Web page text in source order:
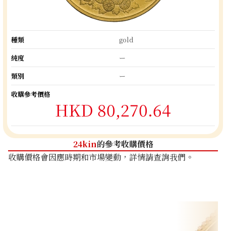
種類
gold
純度
ー
類別
ー
收購參考價格
HKD 80,270.64
24kin的參考收購價格
收購價格會因應時期和市場變動，詳情請查詢我們。